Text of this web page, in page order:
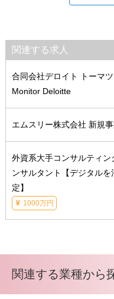
関連する求人
合同会社デロイト トーマ
Monitor Deloitte
エムスリー株式会社 新規
外資系大手コンサルティ
ンサルタント【デジタル
定】
1000万円
関連する業種から